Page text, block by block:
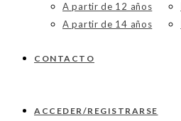
A partir de 12 años
A partir de 14 años
CONTACTO
ACCEDER/REGISTRARSE